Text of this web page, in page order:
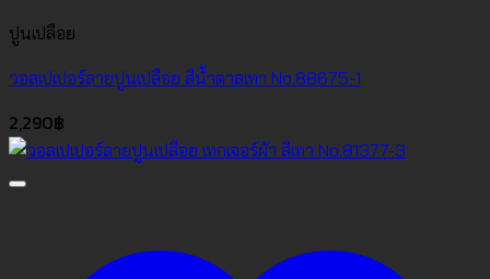
ปูนเปลือย
วอลเปเปอร์ลายปูนเปลือย สีน้ำตาลเทา No.88675-1
2,290฿